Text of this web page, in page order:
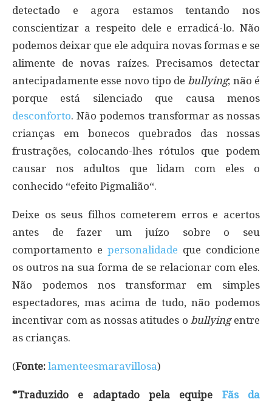
detectado e agora estamos tentando nos
conscientizar a respeito dele e erradicá-lo. Não
podemos deixar que ele adquira novas formas e se
alimente de novas raízes. Precisamos detectar
antecipadamente esse novo tipo debullying; não é
porque está silenciado que causa menos
desconforto. Não podemos transformar as nossas
crianças em bonecos quebrados das nossas
frustrações, colocando-lhes rótulos que podem
causar nos adultos que lidam com eles o
conhecido “efeito Pigmalião“.
Deixe os seus filhos cometerem erros e acertos
antes de fazer um juízo sobre o seu
comportamento e personalidade que condicione
os outros na sua forma de se relacionar com eles.
Não podemos nos transformar em simples
espectadores, mas acima de tudo, não podemos
incentivar com as nossas atitudes obullyingentre
as crianças.
(Fonte: lamenteesmaravillosa)
*Traduzido e adaptado pela equipe Fãs da